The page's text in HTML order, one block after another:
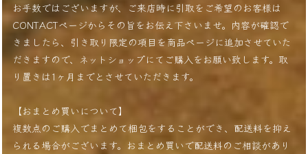
お手数ではございますが、ご来店時に引取をご希望のお客様は
CONTACTページからその旨をお伝え下さいませ。内容が確認で
きましたら、引き取り限定の項目を商品ページに追加させていた
だきますので、ネットショップにてご購入をお願い致します。取
り置きは1ヶ月までとさせていただきます。
【おまとめ買いについて】
複数点のご購入でまとめて梱包をすることができ、配送料を抑え
られる場合がございます。おまとめ買いで配送料のご相談があり